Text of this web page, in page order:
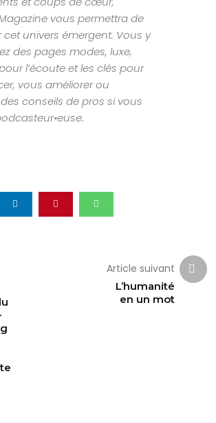
vous permettra de
cet univers émergent. Vous y
des pages modes, luxe,
l’écoute et les clés pour
vous améliorer ou
conseils de pros si vous
Article suivant
L’humanité
en un mot